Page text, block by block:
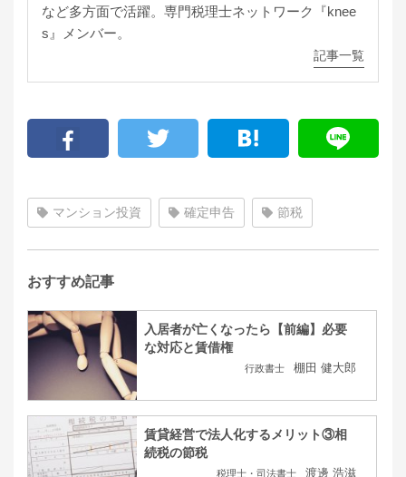
など多方面で活躍。専門税理士ネットワーク『knee
s』メンバー。
記事一覧
マンション投資 確定申告 節税
おすすめ記事
入居者が亡くなったら【前編】必要
な対応と賃借権
行政書士 棚田 健大郎
賃貸経営で法人化するメリット③相
続税の節税
税理士・司法書士 渡邊 浩滋